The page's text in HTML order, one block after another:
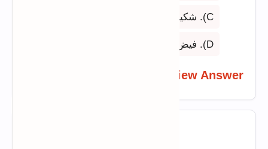
C). شکیب جلالی
D). فیض احمد فیض
View Answer